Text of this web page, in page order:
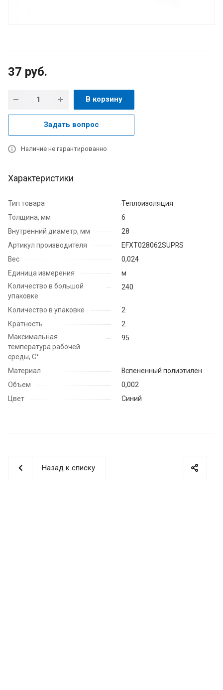
37 руб.
В корзину
Задать вопрос
Наличие не гарантированно
Характеристики
Тип товара
Теплоизоляция
Толщина, мм
6
Внутренний диаметр, мм
28
Артикул производителя
EFXT028062SUPRS
Вес
0,024
Единица измерения
м
Количество в большой
упаковке
240
Количество в упаковке
2
Кратность
2
Максимальная
температура рабочей
среды, С°
95
Материал
Вспененный полиэтилен
Объем
0,002
Цвет
Синий
Назад к списку